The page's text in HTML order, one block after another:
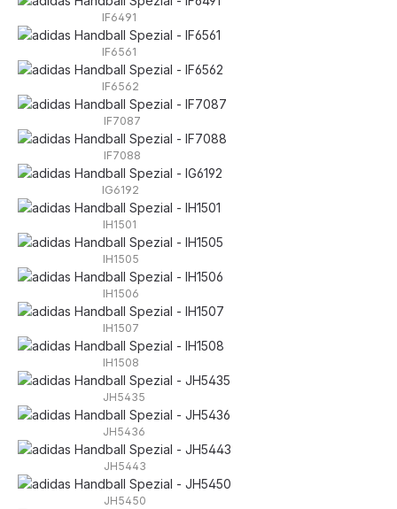
IF6491
IF6561
IF6562
IF7087
IF7088
IG6192
IH1501
IH1505
IH1506
IH1507
IH1508
JH5435
JH5436
JH5443
JH5450